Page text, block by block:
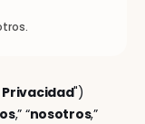
")
,” “nosotros,”